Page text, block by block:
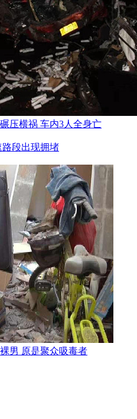
压横祸 车内3人全身亡
路段出现拥堵
男 原是聚众吸毒者